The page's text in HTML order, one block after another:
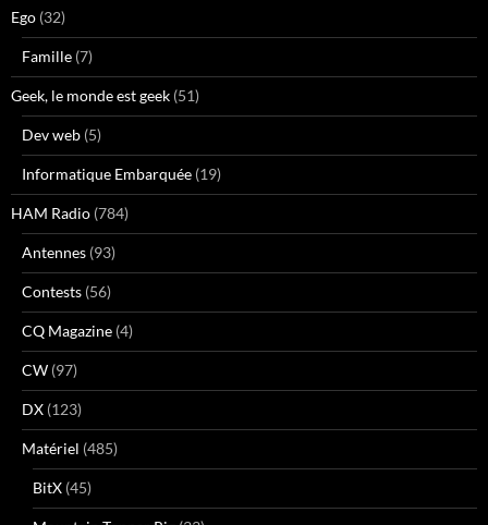
Ego (32)
Famille (7)
Geek, le monde est geek (51)
Dev web (5)
Informatique Embarquée (19)
HAM Radio (784)
Antennes (93)
Contests (56)
CQ Magazine (4)
CW (97)
DX (123)
Matériel (485)
BitX (45)